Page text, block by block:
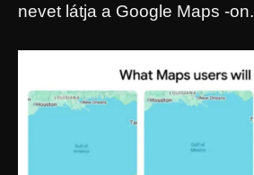
nevet látja a Google Maps -on.